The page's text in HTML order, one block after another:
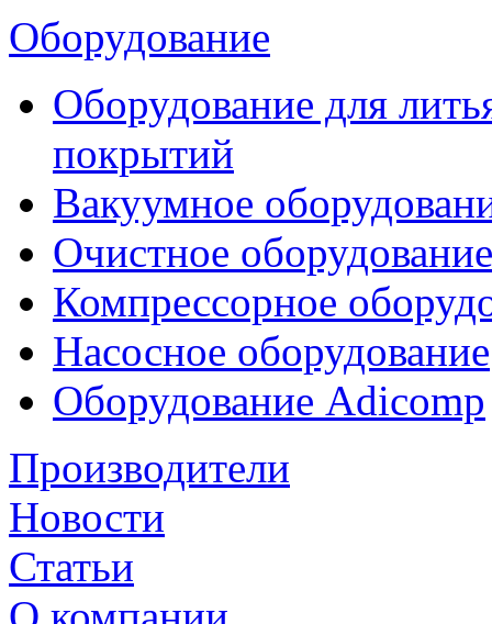
Оборудование
Оборудование для
покрытий
Вакуумное
Очистное оборудование
Компрессорное
Насосное оборудование
Оборудование Adicomp
Производители
Новости
Статьи